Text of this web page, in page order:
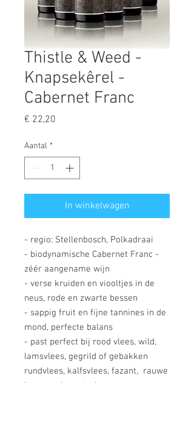
Thistle & Weed -
Knapsekêrel -
Cabernet Franc
€ 22,20
Aantal *
In winkelwagen
- regio: Stellenbosch, Polkadraai
- biodynamische Cabernet Franc -
zéér aangename wijn
- verse kruiden en viooltjes in de
neus, rode en zwarte bessen
- sappig fruit en fijne tannines in de
mond, perfecte balans
- past perfect bij rood vlees, wild,
lamsvlees, gegrild of gebakken
rundvlees, kalfsvlees, fazant, rauwe
ham en charcuterie